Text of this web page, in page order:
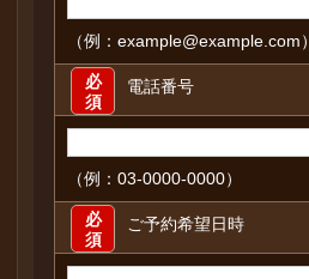
（例：example@example.com）
電話番号
必
須
（例：03-0000-0000）
ご予約希望日時
必
須